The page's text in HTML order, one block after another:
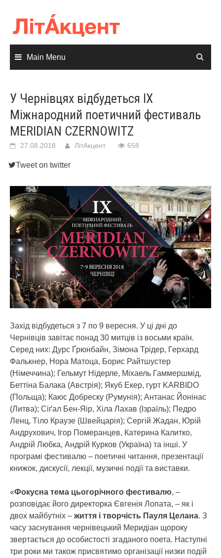
content
Main Menu
У Чернівцях відбудеться IХ
Міжнародний поетичний фестиваль
MERIDIAN CZERNOWITZ
27.08.2018 ЛітАкцент 658
Tweet on twitter
Захід відбудеться з 7 по 9 вересня. У ці дні до
Чернівців завітає понад 30 митців із восьми країн.
Серед них: Дурс Ґрюнбайн, Зімона Трідер, Герхард
Фалькнер, Нора Матоца, Борис Райтшустер
(Німеччина); Гельмут Нідерле, Міхаель Гаммершмід,
Беттіна Балака (Австрія); Якуб Екер, гурт KARBIDO
(Польща); Каюс Добреску (Румунія); Антанас Йонінас
(Литва); Сіґал Бен-Яір, Хіла Лахав (Ізраїль); Педро
Ленц, Тіло Краузе (Швейцарія); Сергій Жадан, Юрій
Андрухович, Ігор Померанцев, Катерина Калитко,
Андрій Любка, Андрій Курков (Україна) та інші. У
програмі фестивалю – поетичні читання, презентації
книжок, дискусії, лекції, музичні події та виставки.
«Фокусна тема цьогорічного фестивалю, –
розповідає його директорка Євгенія Лопата, – як і
двох майбутніх – життя і творчість Пауля Целана. З
часу заснування чернівецький Меридіан щороку
звертається до особистості згаданого поета. Наступні
три роки ми також присвятимо організації низки подій